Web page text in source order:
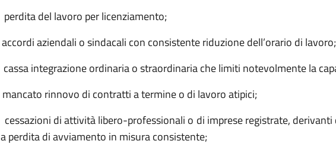
del lavoro per licenziamento;
aziendali o sindacali con consistente riduzione dell’orario di lavoro;
integrazione ordinaria o straordinaria che limiti notevolmente la
rinnovo di contratti a termine o di lavoro atipici;
di attività libero-professionali o di imprese registrate, derivanti
perdita di avviamento in misura consistente;